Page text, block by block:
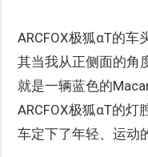
ARCFOX极狐αT的车
其当我从正侧面的角
就是一辆蓝色的
ARCFOX极狐αT的灯
车定下了年轻、运动